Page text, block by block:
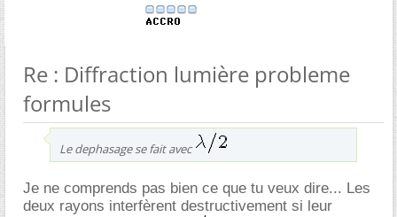
Re : Diffraction lumière probleme
formules
Le dephasage se fait avec
Je ne comprends pas bien ce que tu veux dire... Les
deux rayons interfèrent destructivement si leur